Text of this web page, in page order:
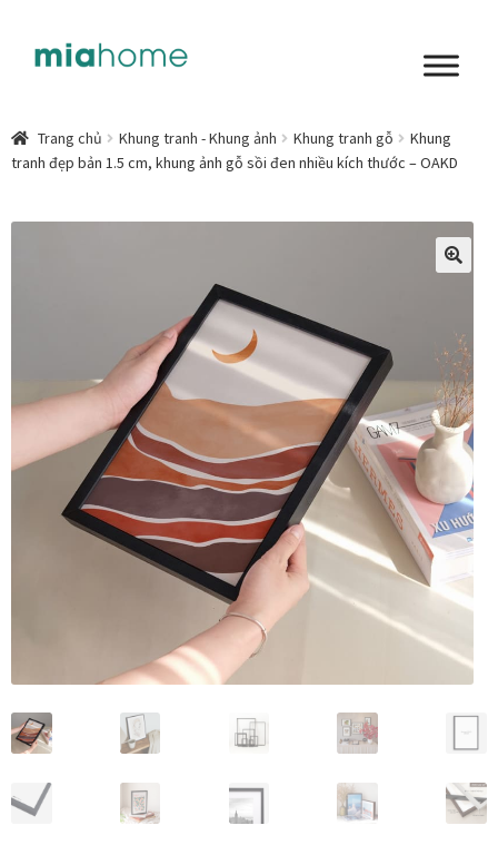
đến
đến
Art in living
Chất liệu nghệ thuật
Cách chọn tranh phòng ngủ để mỗi ngày bắt đầu nhẹ
nhàng hơn
Chọn tranh phòng khách từ góc nhìn Home Stylist
Phong cách nội thất
Vị trí trưng bày
Bộ sưu tập Mã Vương – Quà tặng doanh nghiệp
Chính Sách Bảo Mật
Trang chủ Khung tranh - Khung ảnh Khung tranh gỗ
Khung
tranh đẹp bản 1.5 cm, khung ảnh gỗ sồi đen nhiều kích thước – OAKD